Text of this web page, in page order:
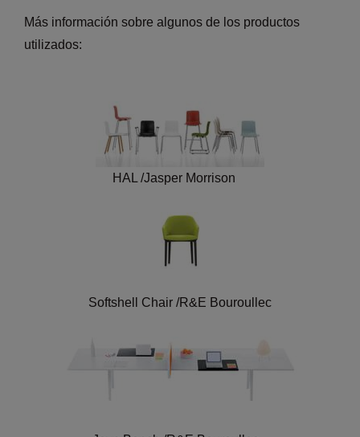
Más información sobre algunos de los productos
utilizados:
HAL /Jasper Morrison
Softshell Chair /R&E Bouroullec